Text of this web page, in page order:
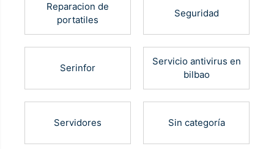
Reparacion de
portatiles
Seguridad
Serinfor
Servicio antivirus en
bilbao
Servidores Sin categoría